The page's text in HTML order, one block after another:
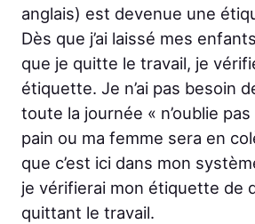
anglais) est devenue une
Dès que j’ai laissé mes
que je quitte le travail, je
étiquette. Je n’ai pas besoin
toute la journée « n’oublie pas
pain ou ma femme sera en
que c’est ici dans mon
je vérifierai mon étiquette de
quittant le travail.